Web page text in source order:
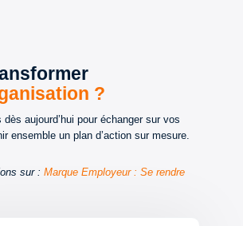
?
aujourd’hui pour échanger sur vos
ensemble un plan d’action sur mesure.
sur : Marque Employeur : Se rendre